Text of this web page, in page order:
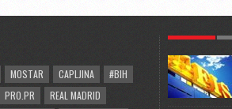
MOSTAR CAPLJINA
#BIH
PRO.PR
REAL MADRID